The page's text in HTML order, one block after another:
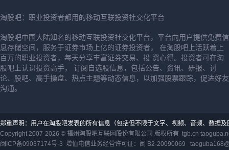
淘股吧：职业投资者都用的移动互联投资社交化平台
淘股吧中国大陆知名的移动互联投资社交化平台，平台向用户提供免费信
息存储空间，服务于证券市场上亿的证券投资者， 在淘股吧上活跃着上
百万的职业投资者，每天分享丰富证券交易、投 资心得。投资者可在淘
股吧上认识投资高手， 订阅自选股信息，包括公告、资讯、研报、讨
论、股吧、高手操盘、热点主题等动态信息，以加强股票跟踪，促进好友
沟通。
郑重声明：用户在淘股吧发表的所有信息（包括但不限于文字、视频、音频、数据
Copyright 2007-2026 © 福州淘股吧互联网股份有限公司 版权所有 tgb.cn
闽ICP备09037174号-3 增值电信业务经营许可证：闽 B2-20090069